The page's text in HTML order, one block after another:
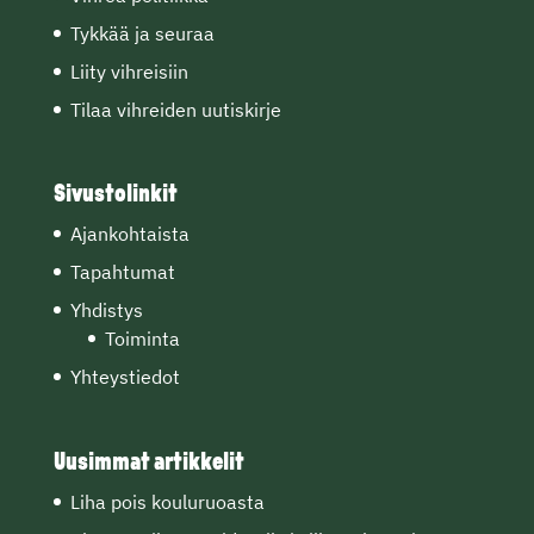
Tykkää ja seuraa
Liity vihreisiin
Tilaa vihreiden uutiskirje
Sivustolinkit
Ajankohtaista
Tapahtumat
Yhdistys
Toiminta
Yhteystiedot
Uusimmat artikkelit
Liha pois kouluruoasta